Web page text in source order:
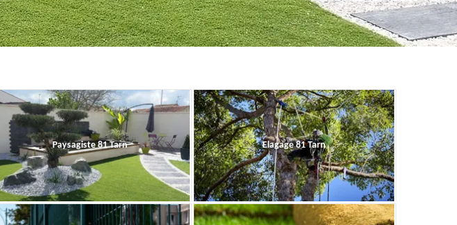
Paysagiste 81 Tarn Elagage 81 Tarn